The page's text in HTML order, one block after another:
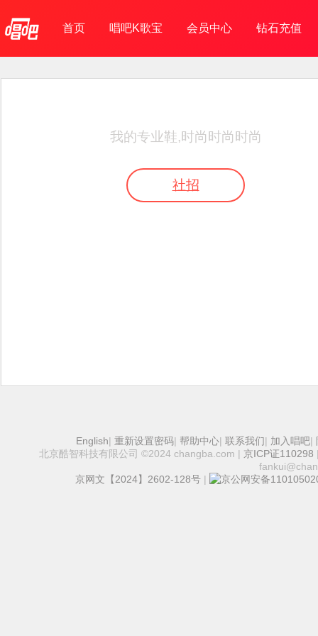
首页 唱吧K歌宝 会员中心 钻石充值
我的专业鞋,时尚时尚时尚
社招
English| 重新设置密码| 帮助中心| 联系我们| 加入唱吧|
北京酷智科技有限公司 ©2024 changba.com | 京ICP证110298
京网文【2024】2602-128号| 京公网安备